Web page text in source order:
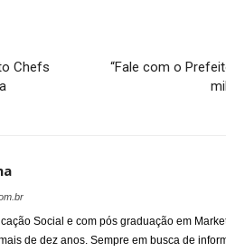
Chefs
“Fale com o
Social e com pós graduação em
de dez anos. Sempre em busca de